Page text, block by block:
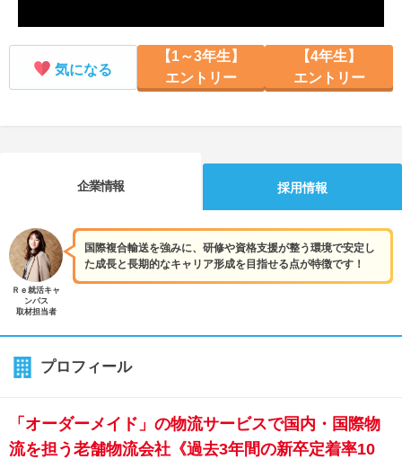
気になる
【1～3年生】
エントリー
【4年生】
エントリー
企業情報 採用情報
国際複合輸送を強みに、研修や資格支援が整う環境で安定し
た成長と長期的なキャリア形成を目指せる点が特徴です！
Ｒｅ就活キャ
ンパス
取材担当者
プロフィール
「オーダーメイド」の物流サービスで国内・国際物
流を担う老舗物流会社《過去3年間の新卒定着率10